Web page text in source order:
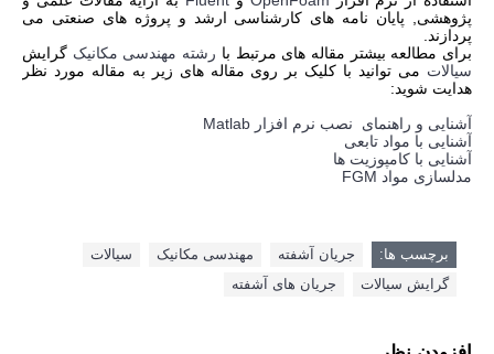
پژوهشی, پایان نامه های کارشناسی ارشد و پروژه های صنعتی می
پردازند.
برای مطالعه بیشتر مقاله های مرتبط با رشته مهندسی مکانیک گرایش
سیالات می توانید با کلیک بر روی مقاله های زیر به مقاله مورد نظر
هدایت شوید:
آشنایی و راهنمای نصب نرم افزار Matlab
آشنایی با مواد تابعی
آشنایی با کامپوزیت ها
مدلسازی مواد FGM
برچسب ها: جریان آشفته مهندسی مکانیک
سیالات
گرایش سیالات
جریان های آشفته